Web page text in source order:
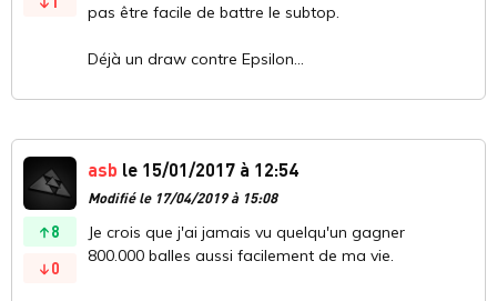
pas être facile de battre le subtop.
Déjà un draw contre Epsilon...
8
0
asb le 15/01/2017 à 12:54
Modifié le 17/04/2019 à 15:08
Je crois que j'ai jamais vu quelqu'un gagner
800.000 balles aussi facilement de ma vie.